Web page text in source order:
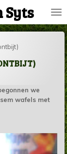
Syts
we
wafels met